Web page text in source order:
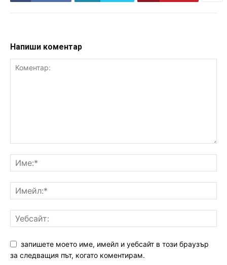
Напиши коментар
запишете моето име, имейл и уебсайт в този браузър
за следващия път, когато коментирам.